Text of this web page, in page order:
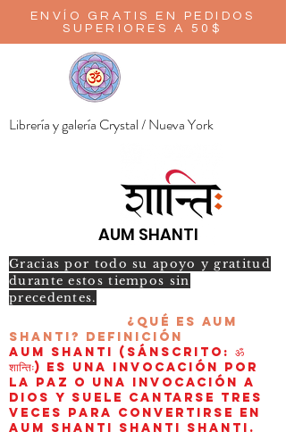
ENVÍO GRATIS EN PEDIDOS
SUPERIORES A 50$
Librería y galería Crystal / Nueva York
AUM SHANTI
Gracias por todo su apoyo y gratitud
durante estos tiempos sin
precedentes.
¿Qué es AUM
Shanti? Definición
AUM Shanti (sánscrito: ॐ
शान्तिः) es una invocación por
la paz o una invocación a
Dios y suele cantarse tres
veces para convertirse en
aum shanti shanti shanti.